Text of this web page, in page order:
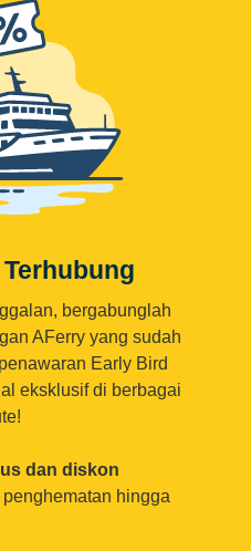
bergabunglah
AFerry yang sudah
Early Bird
eksklusif di berbagai
dan diskon
hingga